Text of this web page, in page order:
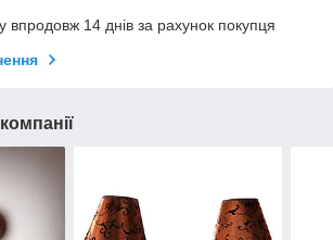
впродовж 14 днів за рахунок покупця